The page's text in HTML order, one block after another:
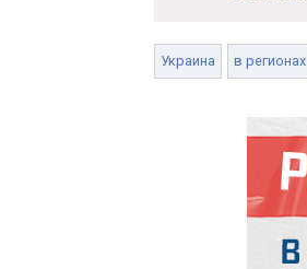
Украина в регионах